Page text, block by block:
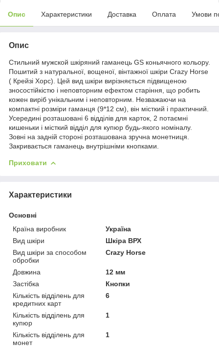
Опис Характеристики Доставка Оплата Умови
Опис
Стильний мужской шкіряний гаманець GS коньячного кольору.
Пошитий з натуральної, вощеної, вінтажної шкіри Crazy Horse
( Крейзі Хорс). Цей вид шкіри вирізняється підвищеною
зносостійкістю і неповторним ефектом старіння, що робить
кожен виріб унікальним і неповторним. Незважаючи на
компактні розміри гаманця (9*12 см), він місткий і практичний.
Усередині розташовані 6 відділів для карток, 2 потаємні
кишеньки і місткий відділ для купюр будь-якого номіналу.
Зовні на задній стороні розташована зручна монетниця.
Закривається гаманець внутрішніми кнопками.
Приховати
Характеристики
Основні
Країна виробник
Україна
Вид шкіри
Шкіра ВРХ
Вид шкіри за способом
обробки
Crazy Horse
Довжина
12 мм
Застібка
Кнопки
Кількість відділень для
кредитних карт
6
Кількість відділень для
купюр
1
Кількість відділень для
монет
1